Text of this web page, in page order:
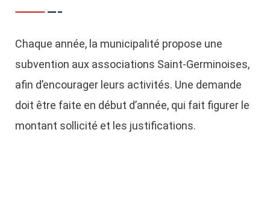
Chaque année, la municipalité propose une
subvention aux associations Saint-Germinoises,
afin d’encourager leurs activités. Une demande
doit être faite en début d’année, qui fait figurer le
montant sollicité et les justifications.